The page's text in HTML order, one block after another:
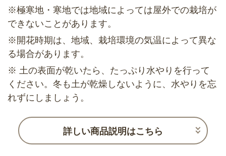
※極寒地・寒地では地域によっては屋外での栽培が
できないことがあります。
※開花時期は、地域、栽培環境の気温によって異な
る場合があります。
※ 土の表面が乾いたら、たっぷり水やりを行って
ください。冬も土が乾燥しないように、水やりを忘
れずにしましょう。
詳しい商品説明はこちら